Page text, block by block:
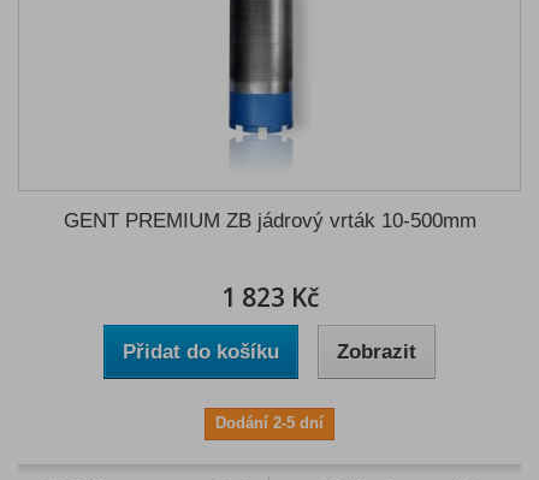
GENT PREMIUM ZB jádrový vrták 10-500mm
1 823 Kč
Přidat do košíku Zobrazit
Dodání 2-5 dní